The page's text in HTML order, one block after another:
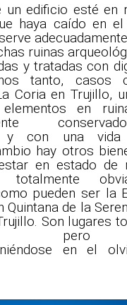
un edificio esté en
haya caído en
ruinas
y tratadas con
tanto, casos
Coria en Trujillo,
en
y con una vida
hay otros
en estado de
totalmente
pueden ser la
de la
Son lugares
en el